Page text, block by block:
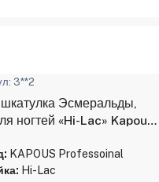
3**2
Эсмеральды,
ногтей «Hi-Lac» Kapous,
KAPOUS Professoinal
Hi-Lac